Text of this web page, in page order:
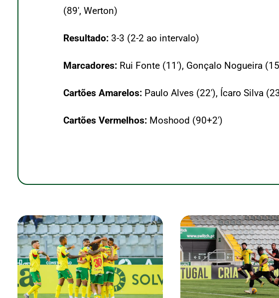
(89′, Werton)
Resultado: 3-3 (2-2 ao intervalo)
Marcadores: Rui Fonte (11′), Gonçalo Nogueira
Cartões Amarelos: Paulo Alves (22′), Ícaro Silva
Cartões Vermelhos: Moshood (90+2′)